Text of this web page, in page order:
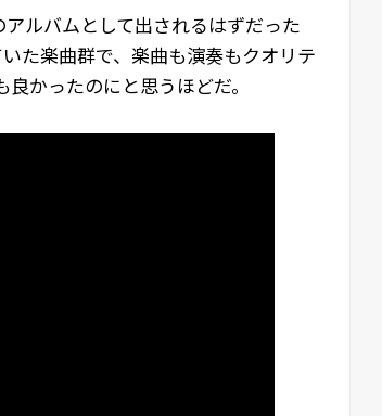
ルバムとして出されるはずだった
た楽曲群で、楽曲も演奏もクオリテ
かったのにと思うほどだ。